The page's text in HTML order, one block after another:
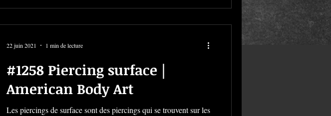
#1258 Piercing surface |
American Body Art
Les piercings de surface sont des piercings qui se trouvent sur les
22 juin 2021 1 min de lecture